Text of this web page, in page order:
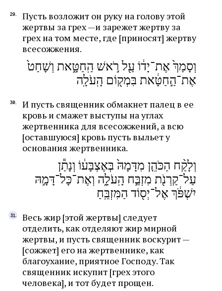
Пусть возложит он руку на голову этой
жертвы за грех —и зарежет жертву за
грех на том месте, где [приносят] жертву
всесожжения.
וְסָמַךְ֙ אֶת־יָד֔וֹ עַ֖ל רֹ֣אשׁ הַֽחַטָּ֑את וְשָׁחַט֙
אֶת־הַ֣חַטָּ֔את בִּמְק֖וֹם הָֽעֹלָֽה
И пусть священник обмакнет палец в ее
кровь и смажет выступы на углах
жертвенника для всесожжений, а всю
[оставшуюся] кровь пусть выльет у
основания жертвенника.
וְלָקַ֨ח הַכֹּהֵ֤ן מִדָּמָהּ֙ בְּאֶצְבָּע֔וֹ וְנָתַ֕ן
עַל־קַרְנֹ֖ת מִזְבַּ֣ח הָֽעֹלָ֑ה וְאֶת־כָּל־דָּמָ֣הּ
יִשְׁפֹּ֔ךְ אֶל־יְס֖וֹד הַמִּזְבֵּֽחַ
Весь жир [этой жертвы] следует
отделить, как отделяют жир мирной
жертвы, и пусть священник воскурит —
[сожжет] его на жертвеннике, как
благоухание, приятное Господу. Так
священник искупит [грех этого
человека], и тот будет прощен.